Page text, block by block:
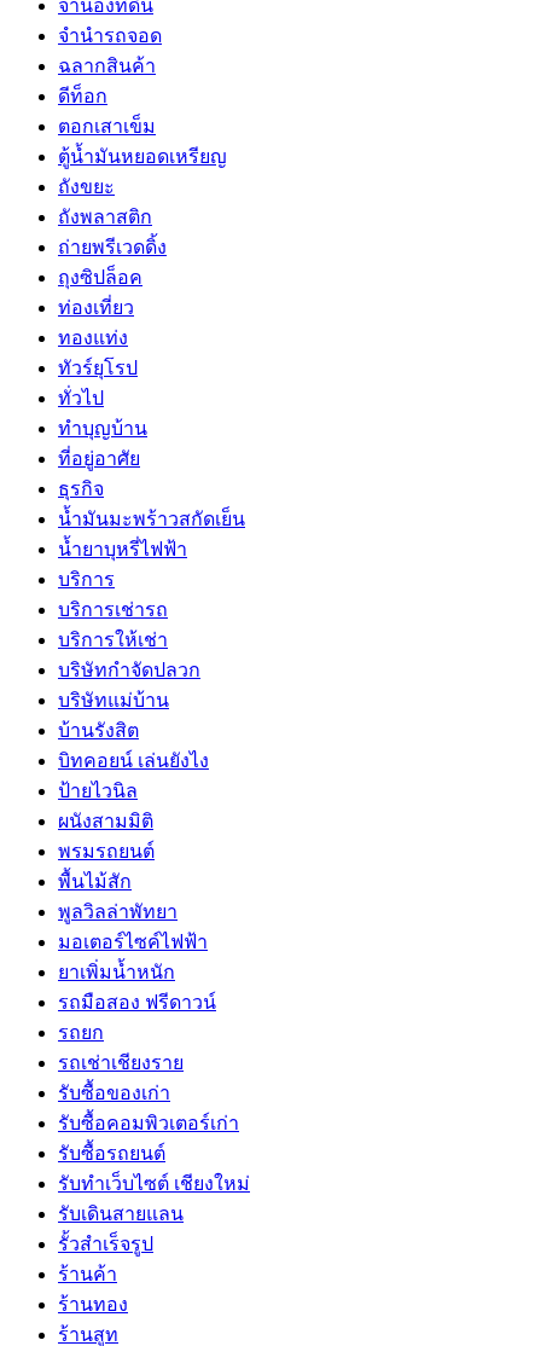
จำนองที่ดิน
จำนำรถจอด
ฉลากสินค้า
ดีท็อก
ตอกเสาเข็ม
ตู้น้ำมันหยอดเหรียญ
ถังขยะ
ถังพลาสติก
ถ่ายพรีเวดดิ้ง
ถุงซิปล็อค
ท่องเที่ยว
ทองแท่ง
ทัวร์ยุโรป
ทั่วไป
ทำบุญบ้าน
ที่อยู่อาศัย
ธุรกิจ
น้ำมันมะพร้าวสกัดเย็น
น้ำยาบุหรี่ไฟฟ้า
บริการ
บริการเช่ารถ
บริการให้เช่า
บริษัทกำจัดปลวก
บริษัทแม่บ้าน
บ้านรังสิต
บิทคอยน์ เล่นยังไง
ป้ายไวนิล
ผนังสามมิติ
พรมรถยนต์
พื้นไม้สัก
พูลวิลล่าพัทยา
มอเตอร์ไซค์ไฟฟ้า
ยาเพิ่มน้ำหนัก
รถมือสอง ฟรีดาวน์
รถยก
รถเช่าเชียงราย
รับซื้อของเก่า
รับซื้อคอมพิวเตอร์เก่า
รับซื้อรถยนต์
รับทำเว็บไซต์ เชียงใหม่
รับเดินสายแลน
รั้วสำเร็จรูป
ร้านค้า
ร้านทอง
ร้านสูท